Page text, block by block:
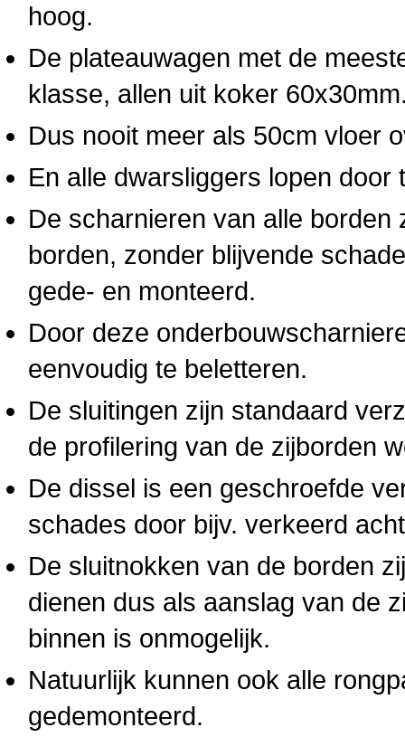
hoog.
De plateauwagen met de
klasse, allen uit koker
Dus nooit meer als 50cm vloer
En alle dwarsliggers lopen door
De scharnieren van alle
borden, zonder blijvende
gede- en monteerd.
Door deze
eenvoudig te beletteren.
De sluitingen zijn standaard
de profilering van de zijborden
De dissel is een geschroefde
schades door bijv. verkeerd
De sluitnokken van de borden
dienen dus als aanslag van de
binnen is onmogelijk.
Natuurlijk kunnen ook alle
gedemonteerd.